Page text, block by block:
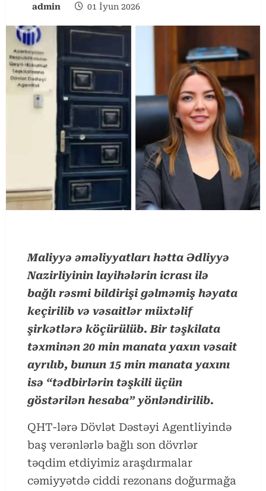
admin 01 İyun 2026
Maliyyə əməliyyatları hətta Ədliyyə
Nazirliyinin layihələrin icrası ilə
bağlı rəsmi bildirişi gəlməmiş həyata
keçirilib və vəsaitlər müxtəlif
şirkətlərə köçürülüb. Bir təşkilata
təxminən 20 min manata yaxın vəsait
ayrılıb, bunun 15 min manata yaxını
isə “tədbirlərin təşkili üçün
göstərilən hesaba” yönləndirilib.
QHT-lərə Dövlət Dəstəyi Agentliyində
baş verənlərlə bağlı son dövrlər
təqdim etdiyimiz araşdırmalar
cəmiyyətdə ciddi rezonans doğurmağa